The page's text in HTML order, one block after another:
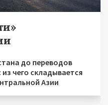
до переводов
чего складывается
Азии